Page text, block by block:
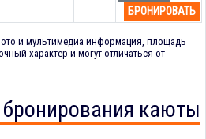
БРОНИРОВАТЬ
и мультимедиа информация, площадь
характер и могут отличаться от
каюты